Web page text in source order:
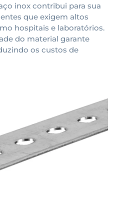
inox contribui para sua
que exigem altos
hospitais e laboratórios.
do material garante
os custos de